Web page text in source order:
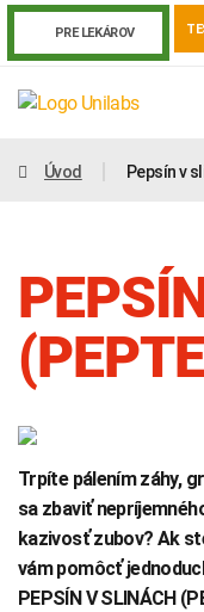
PRE LEKÁROV
Výsledky vyšetrení
INTOLERANCIA
Human papillomavirus
Úvod Pepsín v
Trpíte pálením záhy,
sa zbaviť
kazivosť zubov? Ak
vám pomôcť
PEPSÍN V SLINÁCH